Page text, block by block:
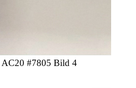
AC20 #7805 Bild 4